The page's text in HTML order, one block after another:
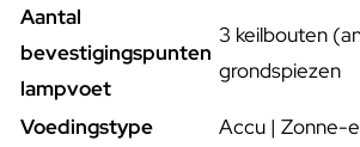
Aantal
bevestigingspunten
lampvoet
3 keilbouten
grondspiezen
Voedingstype
Accu | Zonne-